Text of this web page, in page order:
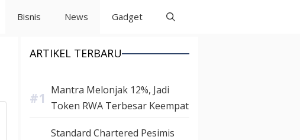
Bisnis News Gadget
ARTIKEL TERBARU
Mantra Melonjak 12%, Jadi
Token RWA Terbesar Keempat
Standard Chartered Pesimis